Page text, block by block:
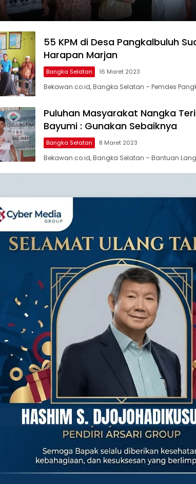
55 KPM di Desa Pangkalbuluh
Harapan Marjan
Bangka Selatan 16 Maret 2023
Bekawan.co.id, Bangka Selatan – Pemdes
Puluhan Masyarakat Nangka
Bayumi : Gunakan Sebaiknya
Bangka Selatan 8 Maret 2023
Bekawan.co.id, Bangka Selatan – Bantuan